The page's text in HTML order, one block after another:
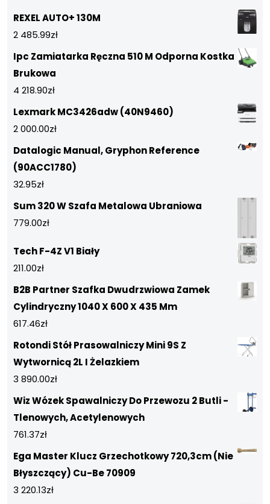
REXEL AUTO+ 130M
2 485.99zł
Ipc Zamiatarka Ręczna 510 M Odporna Kostka
Brukowa
4 218.90zł
Lexmark MC3426adw (40N9460)
2 000.00zł
Datalogic Manual, Gryphon Reference
(90ACC1780)
32.95zł
Sum 320 W Szafa Metalowa Ubraniowa
779.00zł
Tech F-4Z V1 Biały
211.00zł
B2B Partner Szafka Dwudrzwiowa Zamek
Cylindryczny 1040 X 600 X 435 Mm
617.46zł
Rotondi Stół Prasowalniczy Mini 9S Z
Wytwornicą 2L I Żelazkiem
3 890.00zł
Wiz Wózek Spawalniczy Do Przewozu 2 Butli -
Tlenowych, Acetylenowych
761.37zł
Ega Master Klucz Grzechotkowy 720,3cm (Nie
Błyszczący) Cu-Be 70909
3 220.13zł